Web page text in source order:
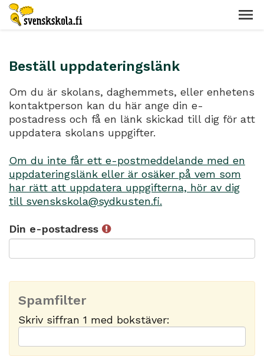
Beställ uppdateringslänk
Om du är skolans, daghemmets, eller enhetens
kontaktperson kan du här ange din e-
postadress och få en länk skickad till dig för att
uppdatera skolans uppgifter.
Om du inte får ett e-postmeddelande med en
uppdateringslänk eller är osäker på vem som
har rätt att uppdatera uppgifterna, hör av dig
till svenskskola@sydkusten.fi.
Din e-postadress
Spamfilter
Skriv siffran 1 med bokstäver: